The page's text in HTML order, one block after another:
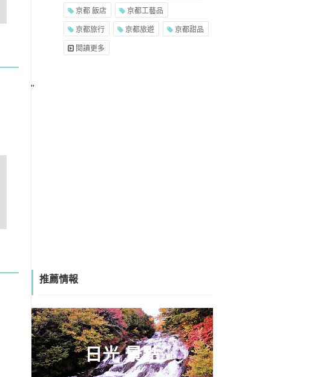
京都 飯店 京都工藝品
京都旅行 京都旅遊 京都甜品
閱讀更多
"
推薦情報
日光 景點